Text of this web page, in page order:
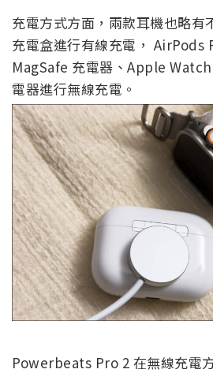
充電方式方面，兩款耳機也略有
充電盒進行有線充電， AirPods
MagSafe 充電器、Apple
電器進行無線充電。
Powerbeats Pro 2 在無線充電